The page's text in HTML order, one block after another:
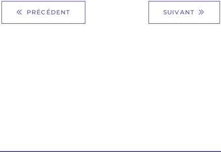
PRÉCÉDENT SUIVANT